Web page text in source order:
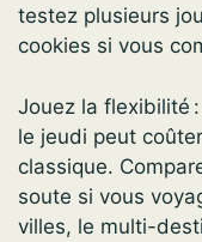
testez plusieurs
cookies si vous
Jouez la flexibilité
le jeudi peut
classique.
soute si vous
villes, le multi-